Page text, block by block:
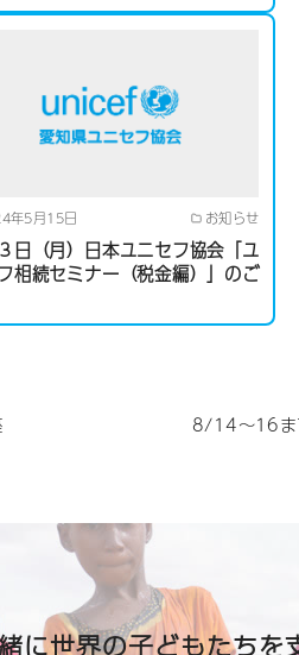
年5月15日 お知らせ
日（月）日本ユニセフ協会「ユ
相続セミナー（税金編）」のご
8/14～16ま
に世界の子どもたちを